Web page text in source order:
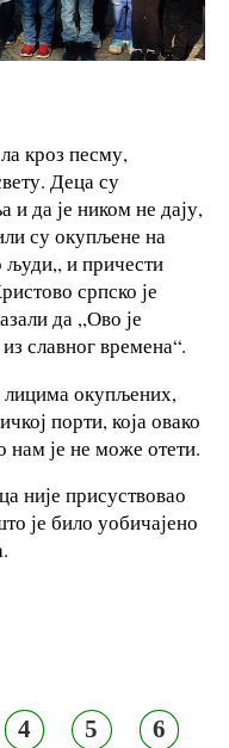
кроз песму,
Деца су
и да је ником не дају,
су окупљене на
људи,, и причести
српско је
да ,,Ово је
славног времена“.
лицима окупљених,
порти, која овако
нам је не може отети.
није присуствовао
је било уобичајено
4 5 6